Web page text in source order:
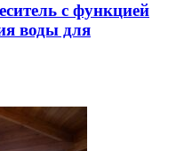
с функцией
воды для